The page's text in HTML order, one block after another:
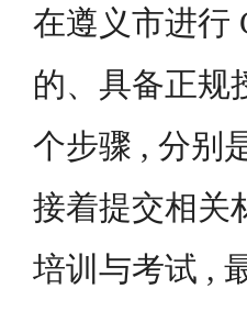
在遵义市进行
的、具备正规
个步骤 , 分别
接着提交相关
培训与考试 ,